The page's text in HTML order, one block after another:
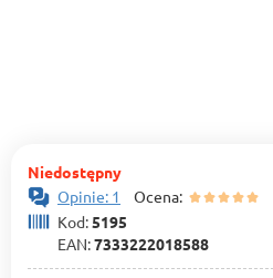
Niedostępny
Opinie: 1
Ocena:
Kod:5195
EAN:7333222018588